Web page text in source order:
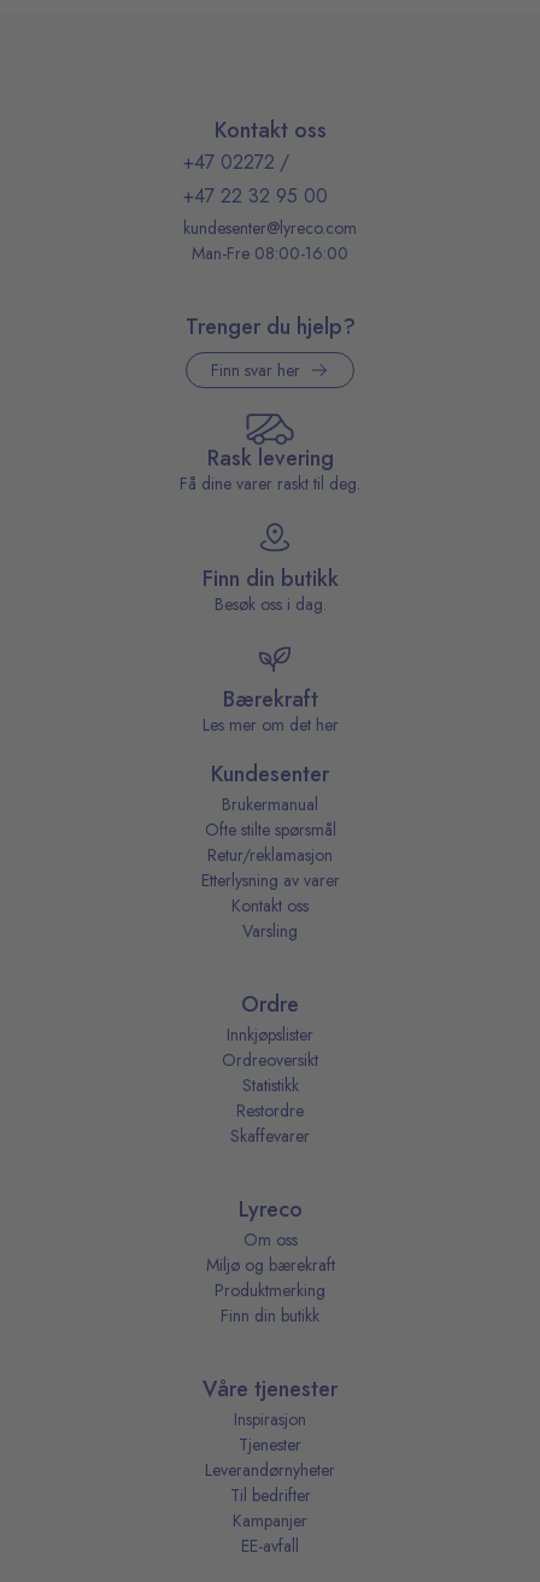
Kontakt oss
+47 02272 /
+47 22 32 95 00
kundesenter@lyreco.com
Man-Fre 08:00-16:00
Trenger du hjelp?
Finn svar her
Rask levering
Få dine varer raskt til deg.
Finn din butikk
Besøk oss i dag.
Bærekraft
Les mer om det her
Kundesenter
Brukermanual
Ofte stilte spørsmål
Retur/reklamasjon
Etterlysning av varer
Kontakt oss
Varsling
Ordre
Innkjøpslister
Ordreoversikt
Statistikk
Restordre
Skaffevarer
Lyreco
Om oss
Miljø og bærekraft
Produktmerking
Finn din butikk
Våre tjenester
Inspirasjon
Tjenester
Leverandørnyheter
Til bedrifter
Kampanjer
EE-avfall